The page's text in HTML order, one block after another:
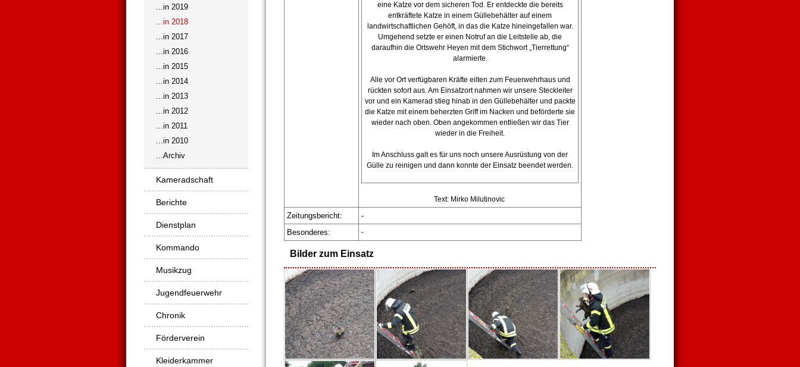
eine Katze vor dem sicheren Tod. Er entdeckte die bereits
entkräftete Katze in einem Güllebehälter auf einem
landwirtschaftlichen Gehöft, in das die Katze hineingefallen war.
Umgehend setzte er einen Notruf an die Leitstelle ab, die
daraufhin die Ortswehr Heyen mit dem Stichwort „Tierrettung“
alarmierte.
Alle vor Ort verfügbaren Kräfte eilten zum Feuerwehrhaus und
rückten sofort aus. Am Einsatzort nahmen wir unsere Steckleiter
vor und ein Kamerad stieg hinab in den Güllebehälter und packte
die Katze mit einem beherzten Griff im Nacken und beförderte sie
wieder nach oben. Oben angekommen entließen wir das Tier
wieder in die Freiheit.
Im Anschluss galt es für uns noch unsere Ausrüstung von der
Gülle zu reinigen und dann konnte der Einsatz beendet werden.
Text: Mirko Milutinovic
Zeitungsbericht:
-
Besonderes: -
Bilder zum Einsatz
...in 2019
...in 2018
...in 2017
...in 2016
...in 2015
...in 2014
...in 2013
...in 2012
...in 2011
...in 2010
...Archiv
Kameradschaft
Berichte
Dienstplan
Kommando
Musikzug
Jugendfeuerwehr
Chronik
Förderverein
Kleiderkammer